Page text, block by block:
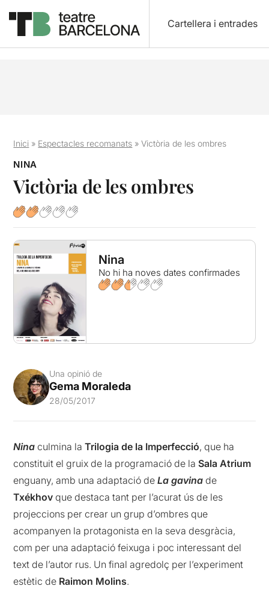
Cartellera i entrades
Inici » Espectacles recomanats »Victòria de les ombres
NINA
Victòria de les ombres
Nina
No hi ha noves dates confirmades
Una opinió de
Gema Moraleda
28/05/2017
Nina culmina laTrilogia de la Imperfecció, que ha
constituit el gruix de la programació de laSala Atrium
enguany, amb una adaptació deLa gavina de
Txékhovque destaca tant per l’acurat ús de les
projeccions per crear un grup d’ombres que
acompanyen la protagonista en la seva desgràcia,
com per una adaptació feixuga i poc interessant del
text de l’autor rus. Un final agredolç per l’experiment
estètic de Raimon Molins.